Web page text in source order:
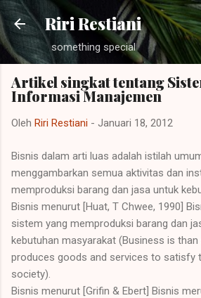
Langsung ke konten
Riri Restiani
something special
Artikel singkat tentang
Informasi Manajemen
Oleh Riri Restiani - Januari 18, 2012
Bisnis dalam arti luas adalah istilah
menggambarkan semua aktivitas dan
memproduksi barang dan jasa untuk
Bisnis menurut [Huat, T Chwee, 1990]
sistem yang memproduksi barang dan
kebutuhan masyarakat (Business is
produces goods and services to satisfy
society).
Bisnis menurut [Grifin & Ebert] Bisnis